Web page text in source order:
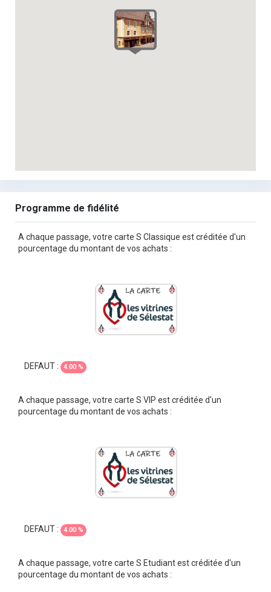
Programme de fidélité
A chaque passage, votre carte S Classique est créditée d'un
pourcentage du montant de vos achats :
DEFAUT : 4.00 %
A chaque passage, votre carte S VIP est créditée d'un
pourcentage du montant de vos achats :
DEFAUT : 4.00 %
A chaque passage, votre carte S Etudiant est créditée d'un
pourcentage du montant de vos achats :